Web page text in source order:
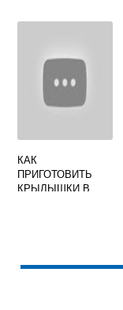
КАК
ПРИГОТОВИТЬ
КРЫЛЫШКИ В